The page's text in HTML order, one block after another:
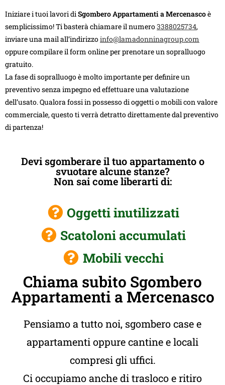
Iniziare i tuoi lavori di Sgombero Appartamenti a Mercenascoè
semplicissimo! Ti basterà chiamare il numero3388025734,
inviare una mail all’indirizzoinfo@lamadonninagroup.com
oppure compilare il form online per prenotare un sopralluogo
gratuito.
La fase di sopralluogo è molto importante per definire un
preventivo senza impegno ed effettuare una valutazione
dell’usato. Qualora fossi in possesso di oggetti o mobili con valore
commerciale, questo ti verrà detratto direttamente dal preventivo
di partenza!
Devi sgomberare il tuo appartamento o
svuotare alcune stanze?
Non sai come liberarti di:
Oggetti inutilizzati
Scatoloni accumulati
Mobili vecchi
Chiama subito Sgombero
Appartamenti a Mercenasco
Pensiamo a tutto noi, sgombero case e
appartamenti oppure cantine e locali
compresi gli uffici.
Ci occupiamo anche di trasloco e ritiro